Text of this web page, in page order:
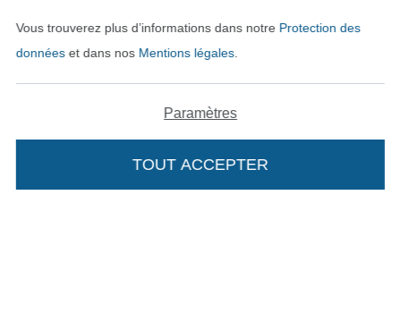
Ajouter à mon panier
Deutsch
Nederlands
Passer à la boutique
Vous trouverez plus d’informations dans notre Protection des
donnéeset dans nos Mentions légales.
Paramètres
TOUT ACCEPTER